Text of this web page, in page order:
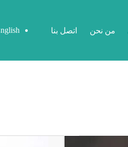
من نحن اتصل بنا